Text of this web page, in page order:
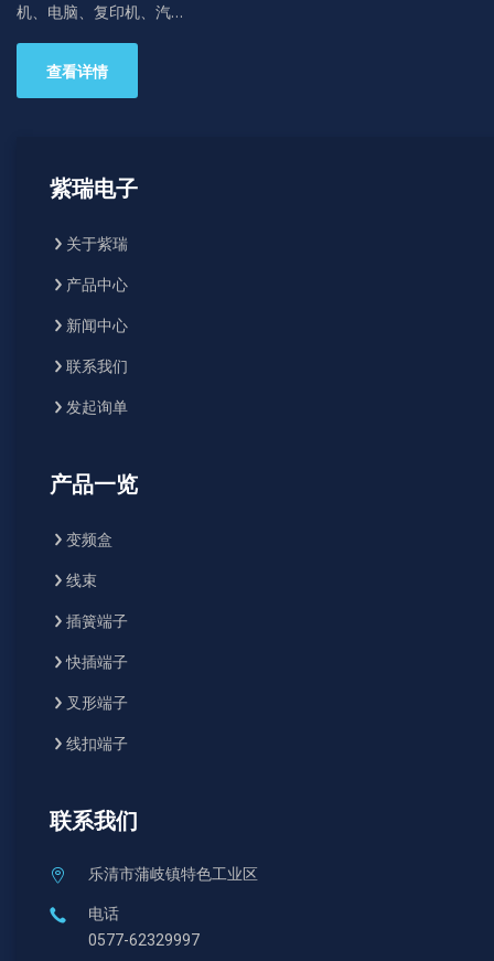
机、电脑、复印机、汽…
查看详情
紫瑞电子
关于紫瑞
产品中心
新闻中心
联系我们
发起询单
产品一览
变频盒
线束
插簧端子
快插端子
叉形端子
线扣端子
联系我们
乐清市蒲岐镇特色工业区
电话
0577-62329997